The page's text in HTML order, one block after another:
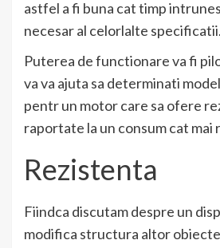
astfel a fi buna cat timp
necesar al celorlalte specificatii.
Puterea de functionare va fi
va va ajuta sa determinati
pentr un motor care sa ofere
raportate la un consum cat mai
Rezistenta
Fiindca discutam despre un
modifica structura altor